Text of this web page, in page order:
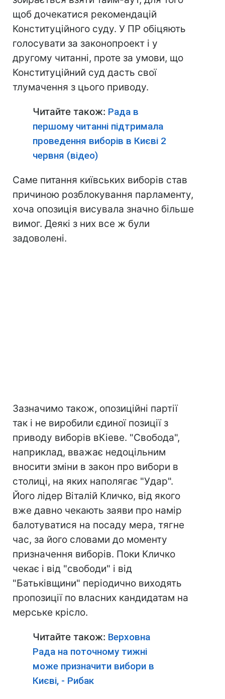
щоб дочекатися рекомендацій
Конституційного суду. У ПР обіцяють
голосувати за законопроект і у
другому читанні, проте за умови, що
Конституційний суд дасть свої
тлумачення з цього приводу.
Читайте також: Рада в
першому читанні підтримала
проведення виборів в Києві 2
червня (відео)
Саме питання київських виборів став
причиною розблокування парламенту,
хоча опозиція висувала значно більше
вимог. Деякі з них все ж були
задоволені.
Зазначимо також, опозиційні партії
так і не виробили єдиної позиції з
приводу виборів вКіеве. "Свобода",
наприклад, вважає недоцільним
вносити зміни в закон про вибори в
столиці, на яких наполягає "Удар".
Його лідер Віталій Кличко, від якого
вже давно чекають заяви про намір
балотуватися на посаду мера, тягне
час, за його словами до моменту
призначення виборів. Поки Кличко
чекає і від "свободи" і від
"Батьківщини" періодично виходять
пропозиції по власних кандидатам на
мерське крісло.
Читайте також: Верховна
Рада на поточному тижні
може призначити вибори в
Києві, - Рибак